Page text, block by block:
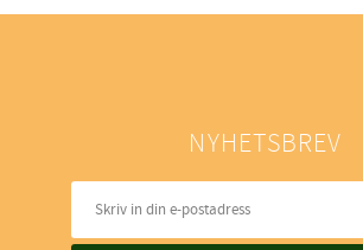
NYHETSBREV